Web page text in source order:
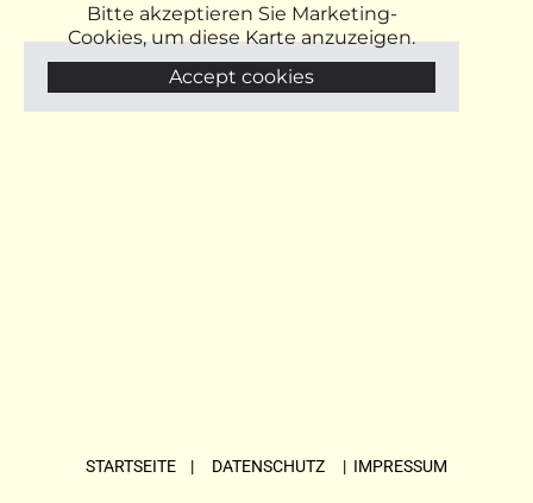
Bitte akzeptieren Sie Marketing-
Cookies, um diese Karte anzuzeigen.
Accept cookies
STARTSEITE | DATENSCHUTZ | IMPRESSUM